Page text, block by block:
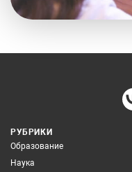
РУБРИКИ
Образование
Наука